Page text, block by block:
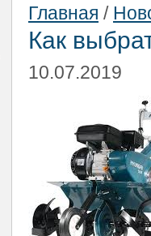
Главная /
Как
10.07.2019